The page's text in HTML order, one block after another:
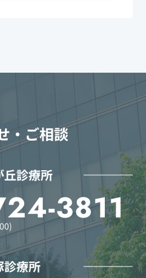
・ご相談
丘診療所
3811
診療所